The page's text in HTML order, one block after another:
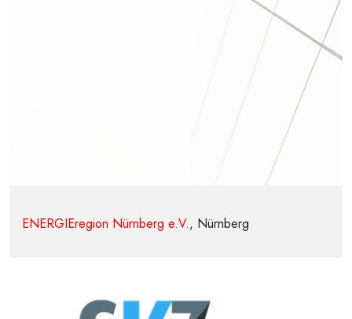
ENERGIEregion Nürnberg e.V., Nürnberg